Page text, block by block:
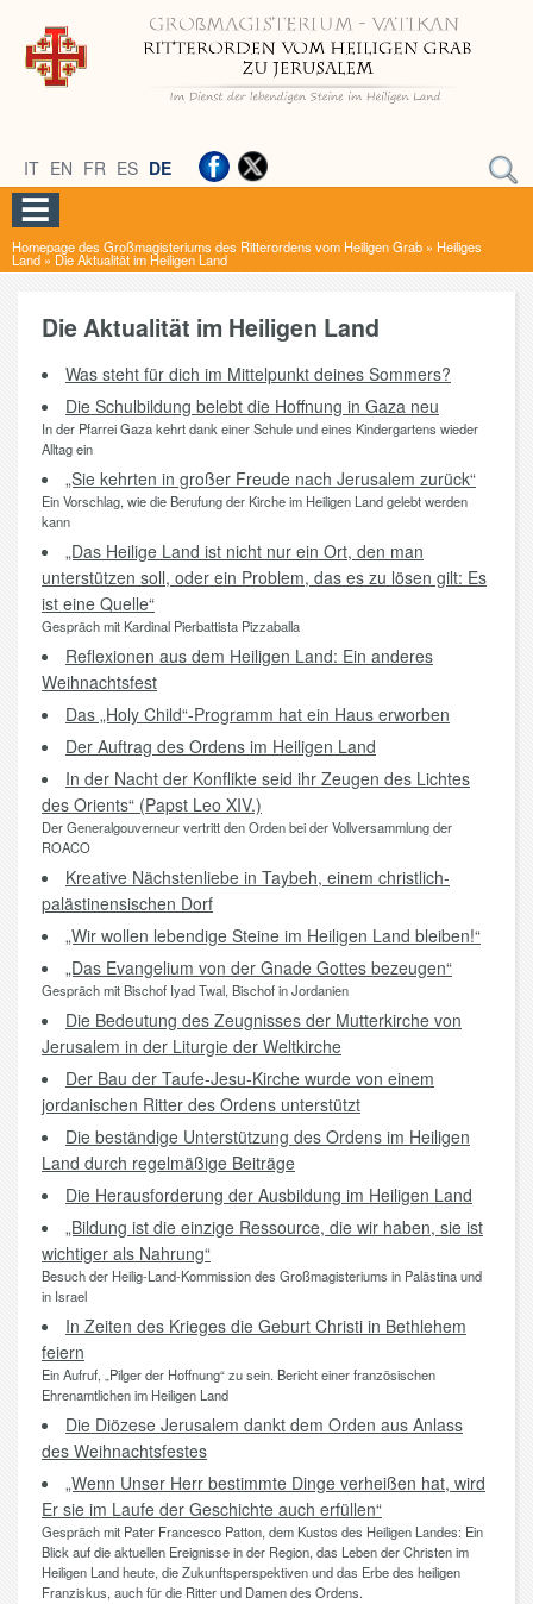
IT EN FR ES DE
Homepage des Großmagisteriums des Ritterordens vom Heiligen Grab » Heiliges
Land » Die Aktualität im Heiligen Land
Die Aktualität im Heiligen Land
Was steht für dich im Mittelpunkt deines Sommers?
Die Schulbildung belebt die Hoffnung in Gaza neu
In der Pfarrei Gaza kehrt dank einer Schule und eines Kindergartens wieder
Alltag ein
„Sie kehrten in großer Freude nach Jerusalem zurück“
Ein Vorschlag, wie die Berufung der Kirche im Heiligen Land gelebt werden
kann
„Das Heilige Land ist nicht nur ein Ort, den man
unterstützen soll, oder ein Problem, das es zu lösen gilt: Es
ist eine Quelle“
Gespräch mit Kardinal Pierbattista Pizzaballa
Reflexionen aus dem Heiligen Land: Ein anderes
Weihnachtsfest
Das „Holy Child“-Programm hat ein Haus erworben
Der Auftrag des Ordens im Heiligen Land
In der Nacht der Konflikte seid ihr Zeugen des Lichtes
des Orients“ (Papst Leo XIV.)
Der Generalgouverneur vertritt den Orden bei der Vollversammlung der
ROACO
Kreative Nächstenliebe in Taybeh, einem christlich-
palästinensischen Dorf
„Wir wollen lebendige Steine im Heiligen Land bleiben!“
„Das Evangelium von der Gnade Gottes bezeugen“
Gespräch mit Bischof Iyad Twal, Bischof in Jordanien
Die Bedeutung des Zeugnisses der Mutterkirche von
Jerusalem in der Liturgie der Weltkirche
Der Bau der Taufe-Jesu-Kirche wurde von einem
jordanischen Ritter des Ordens unterstützt
Die beständige Unterstützung des Ordens im Heiligen
Land durch regelmäßige Beiträge
Die Herausforderung der Ausbildung im Heiligen Land
„Bildung ist die einzige Ressource, die wir haben, sie ist
wichtiger als Nahrung“
Besuch der Heilig-Land-Kommission des Großmagisteriums in Palästina und
in Israel
In Zeiten des Krieges die Geburt Christi in Bethlehem
feiern
Ein Aufruf, „Pilger der Hoffnung“ zu sein. Bericht einer französischen
Ehrenamtlichen im Heiligen Land
Die Diözese Jerusalem dankt dem Orden aus Anlass
des Weihnachtsfestes
„Wenn Unser Herr bestimmte Dinge verheißen hat, wird
Er sie im Laufe der Geschichte auch erfüllen“
Gespräch mit Pater Francesco Patton, dem Kustos des Heiligen Landes: Ein
Blick auf die aktuellen Ereignisse in der Region, das Leben der Christen im
Heiligen Land heute, die Zukunftsperspektiven und das Erbe des heiligen
Franziskus, auch für die Ritter und Damen des Ordens.